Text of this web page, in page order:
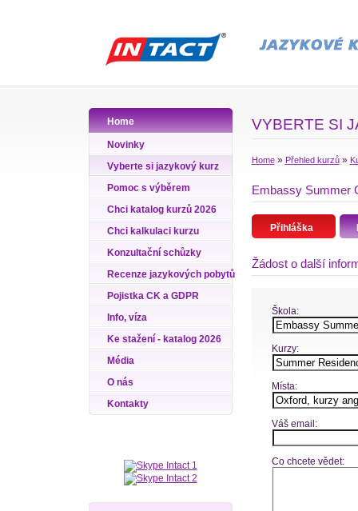
Home
Novinky
Vyberte si jazykový kurz
Pomoc s výběrem
Chci katalog kurzů 2026
Chci kalkulaci kurzu
Konzultační schůzky
Recenze jazykových pobytů
Pojistka CK a GDPR
Info, víza
Ke stažení - katalog 2026
Média
O nás
Kontakty
VYBERTE SI
Home» Přehled kurzů»
Embassy Summer
Přihláška
Žádost o další
Škola:
Kurzy:
Místa:
Váš email:
Co chcete vědet: